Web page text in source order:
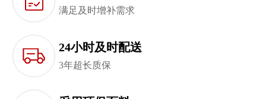
满足及时增补需求
24小时及时配送
3年超长质保